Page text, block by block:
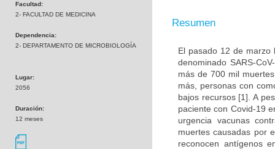
Facultad:
2- FACULTAD DE MEDICINA
Dependencia:
2- DEPARTAMENTO DE MICROBIOLOGÍA
Lugar:
2056
Duración:
12 meses
Resumen
El pasado 12 de marzo
denominado SARS-
más de 700 mil
más, personas con
bajos recursos [1]. A
paciente con Covid-19
urgencia vacunas
muertes causadas por
reconocen antígenos